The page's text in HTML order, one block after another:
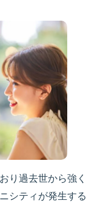
り過去世から強く
シティが発生する